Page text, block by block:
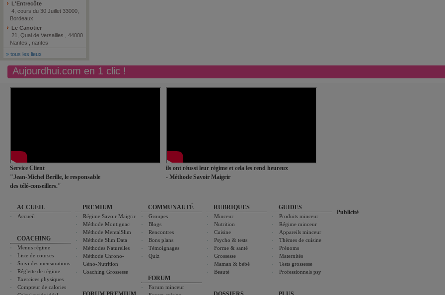
L'Entrecôte
4, cours du 30 Juillet 33000,
Bordeaux
Le Canotier
21, Quai de Versailles , 44000
Nantes , nantes
» tous les lieux
Aujourdhui.com en 1 clic !
Service Client
"Jean-Michel Berille, le responsable
des télé-conseillers."
ils ont réussi leur régime et cela les rend heureux
- Méthode Savoir Maigrir
ACCUEIL
Accueil
COACHING
Menus régime
Liste de courses
Suivi des mensurations
Réglette de régime
Exercices physiques
Compteur de calories
PREMIUM
Régime Savoir Maigrir
Méthode Montignac
Méthode MentalSlim
Méthode Slim Data
Méthodes Naturelles
Méthode Chrono-
Géno-Nutrition
Coaching Grossesse
COMMUNAUTÉ
Groupes
Blogs
Rencontres
Bons plans
Témoignages
Quiz
FORUM
Forum minceur
RUBRIQUES
Minceur
Nutrition
Cuisine
Psycho & tests
Forme & santé
Grossesse
Maman & bébé
Beauté
GUIDES
Produits minceur
Régime minceur
Appareils minceur
Thèmes de cuisine
Prénoms
Maternités
Tests grossesse
Professionnels psy
Publicité